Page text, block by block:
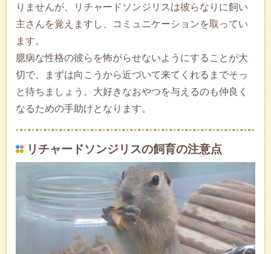
りませんが、リチャードソンジリスは彼らなりに飼い
主さんを覚えますし、コミュニケーションを取ってい
ます。
臆病な性格の彼らを怖がらせないようにすることが大
切で、まずは向こうから近づいて来てくれるまでそっ
と待ちましょう。大好きなおやつを与えるのも仲良く
なるための手助けとなります。
リチャードソンジリスの飼育の注意点